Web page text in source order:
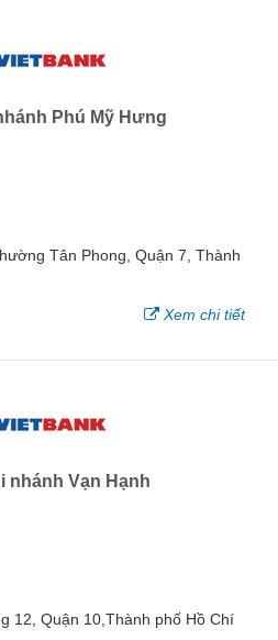
Phú Mỹ Hưng
Tân Phong, Quận 7, Thành
Xem chi tiết
nhánh Vạn Hạnh
12, Quận 10,Thành phố Hồ Chí